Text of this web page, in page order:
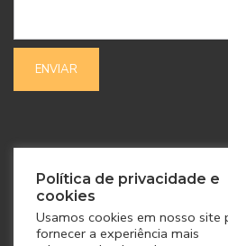
SIGA-NOS
Política de privacidade e
cookies
Usamos cookies em nosso site
fornecer a experiência mais